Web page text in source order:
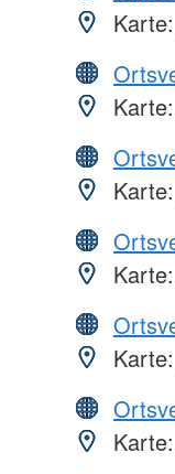
Karte:
Karte:
Karte:
Karte:
Karte:
Karte: